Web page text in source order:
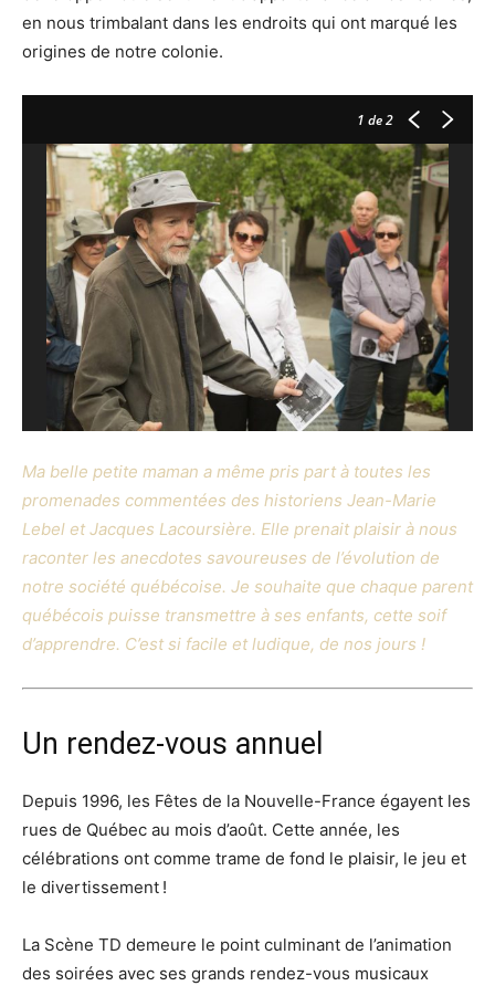
en nous trimbalant dans les endroits qui ont marqué les
origines de notre colonie.
1 de 2
Ma belle petite maman a même pris part à toutes les
promenades commentées des historiens Jean-Marie
Lebel et Jacques Lacoursière. Elle prenait plaisir à nous
raconter les anecdotes savoureuses de l’évolution de
notre société québécoise. Je souhaite que chaque parent
québécois puisse transmettre à ses enfants, cette soif
d’apprendre. C’est si facile et ludique, de nos jours !
Un rendez-vous annuel
Depuis 1996, les Fêtes de la Nouvelle-France égayent les
rues de Québec au mois d’août. Cette année, les
célébrations ont comme trame de fond le plaisir, le jeu et
le divertissement !
La Scène TD demeure le point culminant de l’animation
des soirées avec ses grands rendez-vous musicaux